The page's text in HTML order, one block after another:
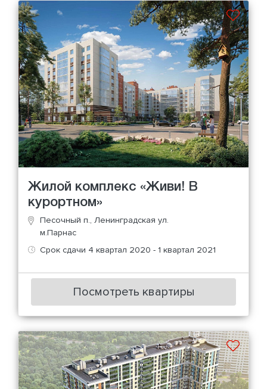
Жилой комплекс «Живи! В
курортном»
Песочный п., Ленинградская ул.
м.Парнас
Срок сдачи 4 квартал 2020 - 1 квартал 2021
Посмотреть квартиры